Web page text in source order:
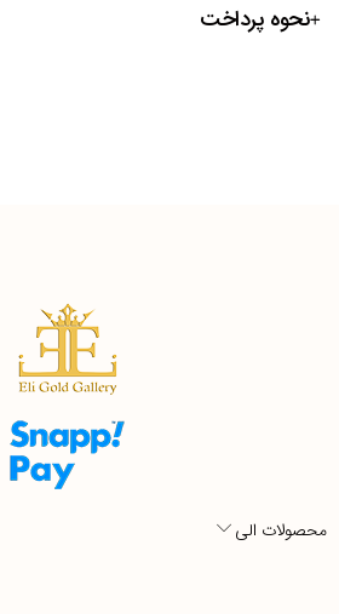
نحوه پرداخت
محصولات الی